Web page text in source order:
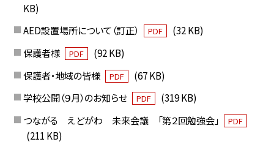
KB)
AED設置場所について（訂正）
PDF
(32 KB)
保護者様
PDF
(92 KB)
保護者・地域の皆様
PDF
(67 KB)
学校公開（９月）のお知らせ
PDF
(319 KB)
つながる えどがわ 未来会議 「第２回勉強会」
PDF
(211 KB)